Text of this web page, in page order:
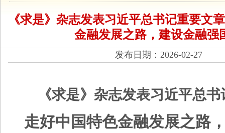
《求是》杂志发表习近平总书记重要文
金融发展之路，建设金融强
发布日期：2026-02-27
《求是》杂志发表习近平总
走好中国特色金融发展之路